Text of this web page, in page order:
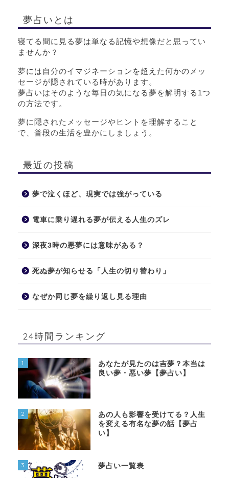
夢占いとは
寝てる間に見る夢は単なる記憶や想像だと思ってい
ませんか？
夢には自分のイマジネーションを超えた何かのメッ
セージが隠されている時があります。
夢占いはそのような毎日の気になる夢を解明する1つ
の方法です。
夢に隠されたメッセージやヒントを理解すること
で、普段の生活を豊かにしましょう。
最近の投稿
夢で泣くほど、現実では強がっている
電車に乗り遅れる夢が伝える人生のズレ
深夜3時の悪夢には意味がある？
死ぬ夢が知らせる「人生の切り替わり」
なぜか同じ夢を繰り返し見る理由
24時間ランキング
1
あなたが見たのは吉夢？本当は
良い夢・悪い夢【夢占い】
2
あの人も影響を受けてる？人生
を変える有名な夢の話【夢占
い】
3 夢占い一覧表